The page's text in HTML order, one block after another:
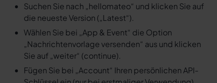
Suchen Sie nach „hellomateo“ und klicken Sie auf
die neueste Version („Latest“).
Wählen Sie bei „App & Event“ die Option
„Nachrichtenvorlage versenden“ aus und klicken
Sie auf „weiter“ (continue).
Fügen Sie bei „Account“ Ihren persönlichen API-